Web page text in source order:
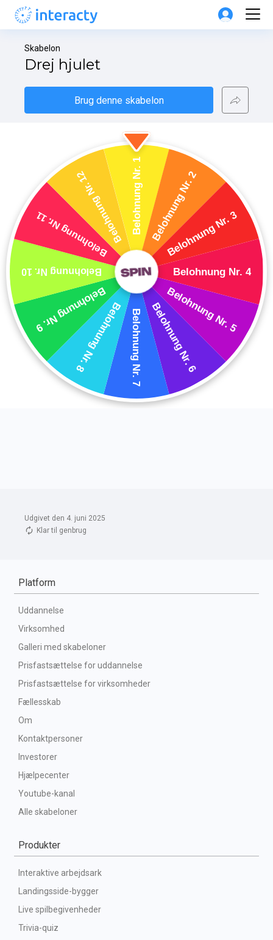
Udgivet den 4. juni 2025
Klar til genbrug
Skabelon
Drej hjulet
Brug denne skabelon
Platform
Uddannelse
Virksomhed
Galleri med skabeloner
Prisfastsættelse for uddannelse
Prisfastsættelse for virksomheder
Fællesskab
Om
Kontaktpersoner
Investorer
Hjælpecenter
Youtube-kanal
Alle skabeloner
Produkter
Interaktive arbejdsark
Landingsside-bygger
Live spilbegivenheder
Trivia-quiz